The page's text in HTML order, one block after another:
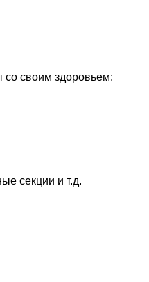
своим здоровьем:
секции и т.д.